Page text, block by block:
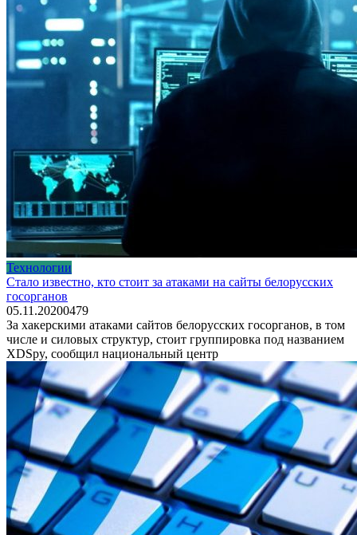
Технологии
Стало известно, кто стоит за атаками на сайты белорусских
госорганов
05.11.20200479
За хакерскими атаками сайтов белорусских госорганов, в том
числе и силовых структур, стоит группировка под названием
XDSpy, сообщил национальный центр